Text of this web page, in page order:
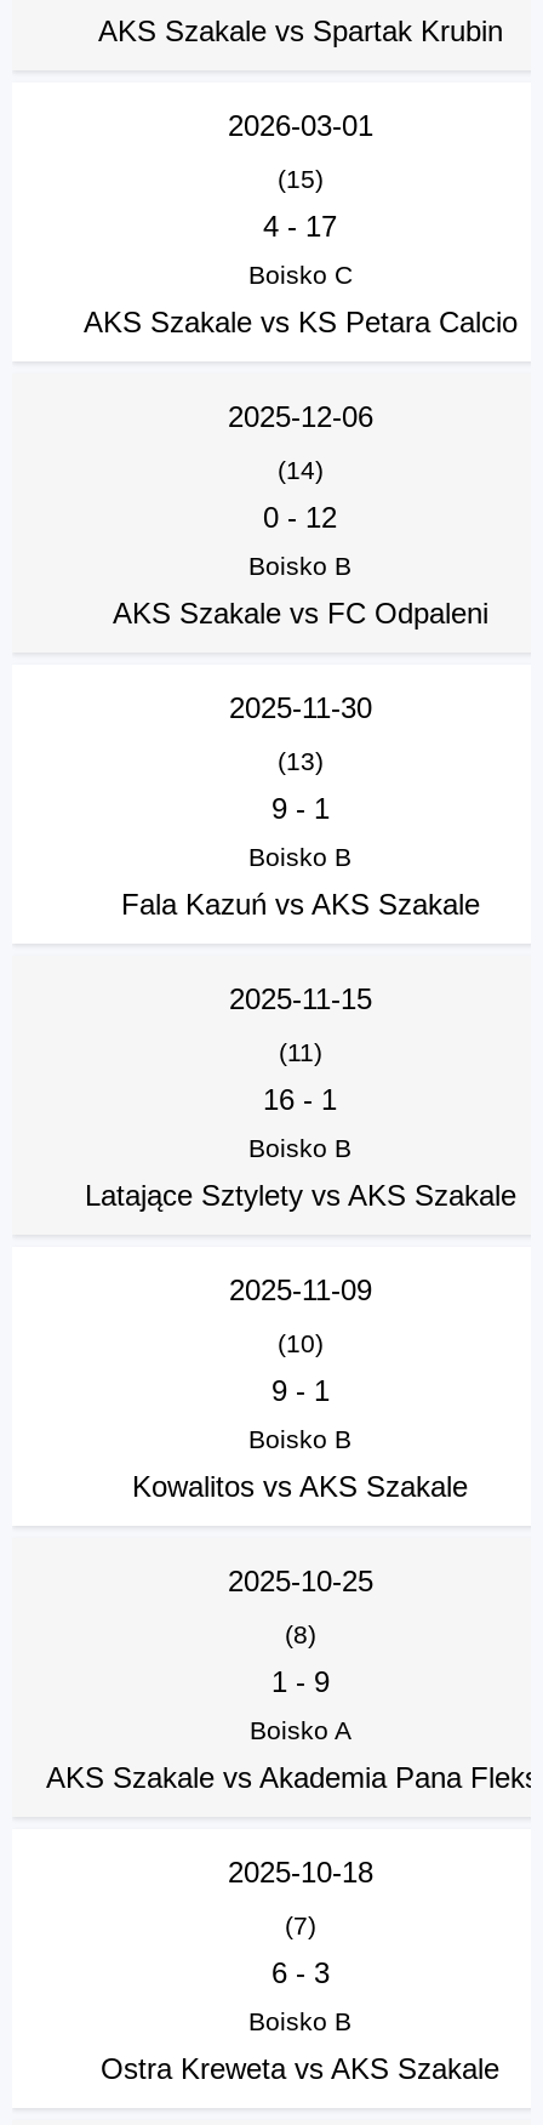
AKS Szakale vs Spartak Krubin
2026-03-01
(15)
4 - 17
Boisko C
AKS Szakale vs KS Petara Calcio
2025-12-06
(14)
0 - 12
Boisko B
AKS Szakale vs FC Odpaleni
2025-11-30
(13)
9- 1
Boisko B
Fala Kazuń vs AKS Szakale
2025-11-15
(11)
16 - 1
Boisko B
Latające Sztylety vs AKS Szakale
2025-11-09
(10)
9- 1
Boisko B
Kowalitos vs AKS Szakale
2025-10-25
(8)
1- 9
Boisko A
AKS Szakale vs Akademia Pana
2025-10-18
(7)
6- 3
Boisko B
Ostra Kreweta vs AKS Szakale